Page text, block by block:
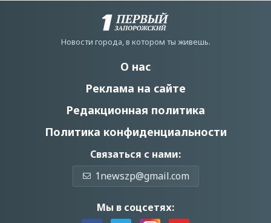
Новости города, в котором ты живешь.
О нас
Реклама на сайте
Редакционная политика
Политика конфиденциальности
Связаться с нами:
1newszp@gmail.com
Мы в соцсетях: